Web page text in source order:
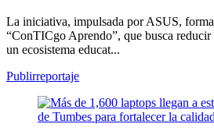
La iniciativa, impulsada por ASUS,
“ConTICgo Aprendo”, que busca
un ecosistema educat...
Publirreportaje